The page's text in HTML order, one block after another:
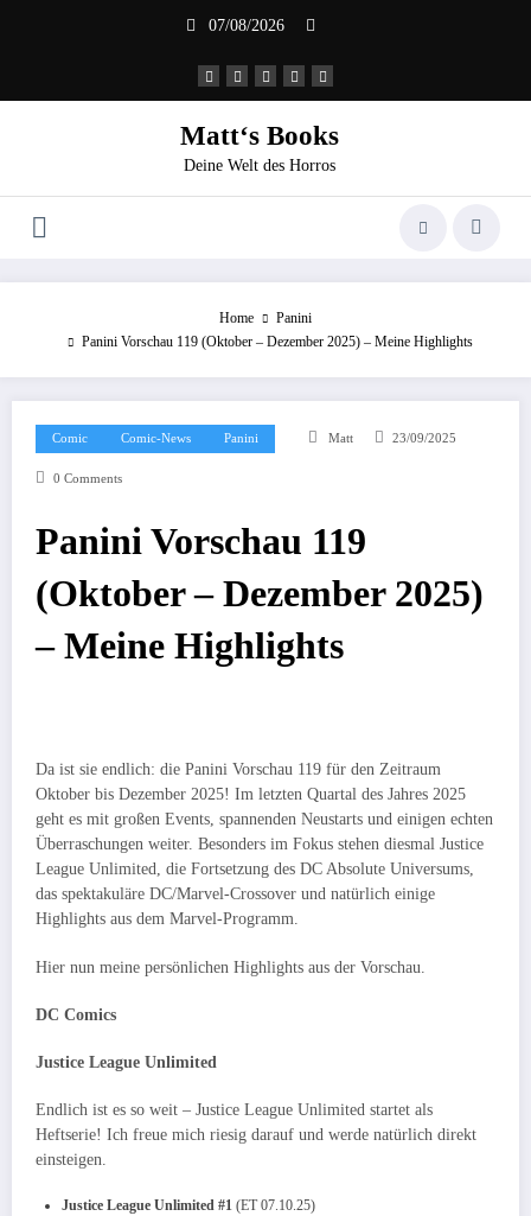
07/08/2026
Matt‘s Books
Deine Welt des Horros
Home
Panini
Panini Vorschau 119 (Oktober – Dezember 2025) – Meine Highlights
Comic Comic-News Panini Matt 23/09/2025
0 Comments
Panini Vorschau 119
(Oktober – Dezember 2025)
– Meine Highlights
Da ist sie endlich: die Panini Vorschau 119 für den Zeitraum
Oktober bis Dezember 2025! Im letzten Quartal des Jahres 2025
geht es mit großen Events, spannenden Neustarts und einigen echten
Überraschungen weiter. Besonders im Fokus stehen diesmal Justice
League Unlimited, die Fortsetzung des DC Absolute Universums,
das spektakuläre DC/Marvel-Crossover und natürlich einige
Highlights aus dem Marvel-Programm.
Hier nun meine persönlichen Highlights aus der Vorschau.
DC Comics
Justice League Unlimited
Endlich ist es so weit – Justice League Unlimited startet als
Heftserie! Ich freue mich riesig darauf und werde natürlich direkt
einsteigen.
Justice League Unlimited #1 (ET 07.10.25)